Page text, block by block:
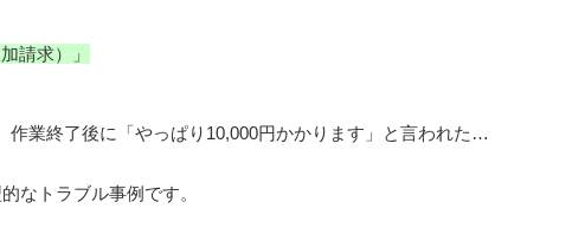
請求）」
作業終了後に「やっぱり10,000円かかります」と言われた…
なトラブル事例です。